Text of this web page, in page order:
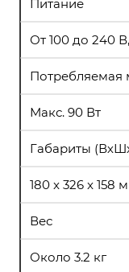
Питание
От 100 до 240
Потребляемая
Макс. 90 Вт
Габариты
180 x 326 x 158
Вес
Около 3.2 кг